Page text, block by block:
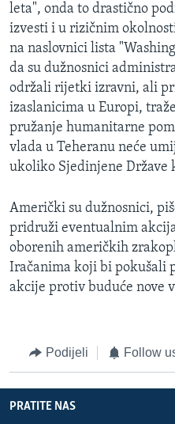
leta", onda to drastično
izvesti i u rizičnim
na naslovnici lista
da su dužnosnici
održali rijetki izravni, ali
izaslanicima u Europi,
pružanje humanitarne
vlada u Teheranu neće
ukoliko Sjedinjene
Američki su dužnosnici,
pridruži eventualnim
oborenih američkih
Iračanima koji bi pokušali
akcije protiv buduće nove
Podijeli Follow
PRATITE NAS